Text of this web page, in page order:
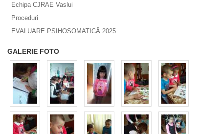
Echipa CJRAE Vaslui
Proceduri
EVALUARE PSIHOSOMATICĂ 2025
GALERIE FOTO